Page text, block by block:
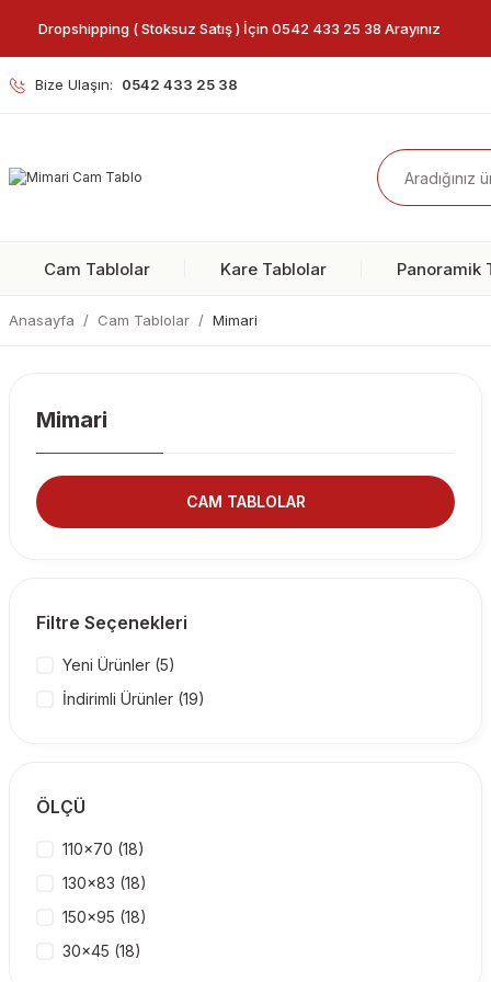
Dropshipping ( Stoksuz Satış ) İçin 0542 433 25 38 Arayınız
Bize Ulaşın: 0542 433 25 38
Cam Tablolar Kare Tablolar Panoramik
Anasayfa Cam Tablolar Mimari
Mimari
CAM TABLOLAR
Filtre Seçenekleri
Yeni Ürünler (5)
İndirimli Ürünler (19)
ÖLÇÜ
110x70 (18)
130x83 (18)
150x95 (18)
30x45 (18)